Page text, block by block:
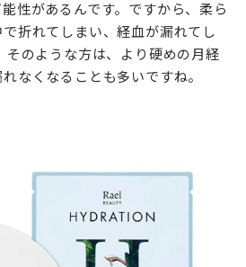
性があるんです。ですから、柔ら
折れてしまい、経血が漏れてし
そのような方は、より硬めの月経
なくなることも多いですね。